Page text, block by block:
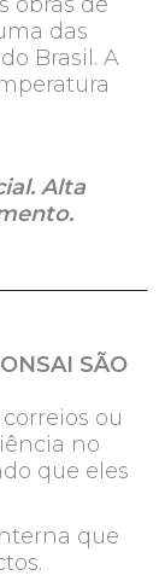
das
Brasil. A
Alta
SÃO
ou
no
que eles
que